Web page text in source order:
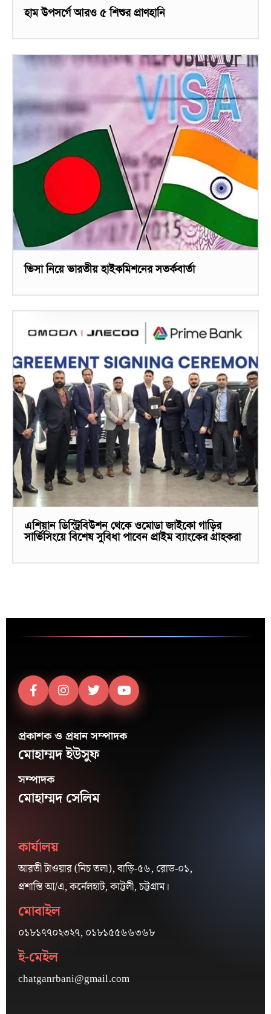
হাম উপসর্গে আরও ৫ শিশুর প্রাণহানি
ভিসা নিয়ে ভারতীয় হাইকমিশনের সতর্কবার্তা
এশিয়ান ডিস্ট্রিবিউশন থেকে ওমোডা জাইকো গাড়ির
সার্ভিসিংয়ে বিশেষ সুবিধা পাবেন প্রাইম ব্যাংকের গ্রাহকরা
প্রকাশক ও প্রধান সম্পাদক
মোহাম্মদ ইউসুফ
সম্পাদক
মোহাম্মদ সেলিম
কার্যালয়
আরতী টাওয়ার (নিচ তলা), বাড়ি-৫৬, রোড-০১,
প্রশান্তি আ/এ, কর্নেলহাট, কাট্টলী, চট্টগ্রাম।
মোবাইল
০১৮১৭৭০২৩২৭, ০১৮১৫৫৬৬৩৬৮
ই-মেইল
chatganrbani@gmail.com